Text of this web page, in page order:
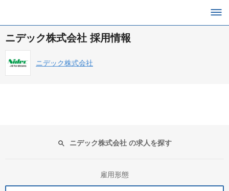
ニデック株式会社 採用情報
ニデック株式会社
ニデック株式会社 の求人を探す
雇用形態